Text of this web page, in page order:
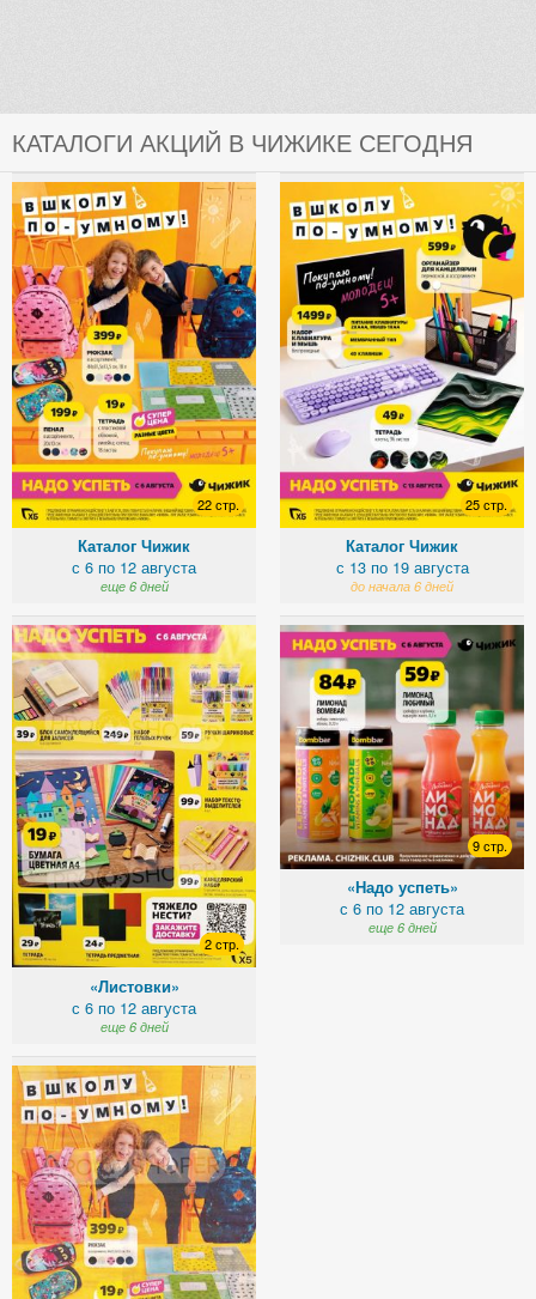
КАТАЛОГИ АКЦИЙ В ЧИЖИКЕ СЕГОДНЯ
22 стр.
Каталог Чижик
с 6 по 12 августа
еще 6 дней
25 стр.
Каталог Чижик
с 13 по 19 августа
до начала 6 дней
2 стр.
«Листовки»
с 6 по 12 августа
еще 6 дней
9 стр.
«Надо успеть»
с 6 по 12 августа
еще 6 дней